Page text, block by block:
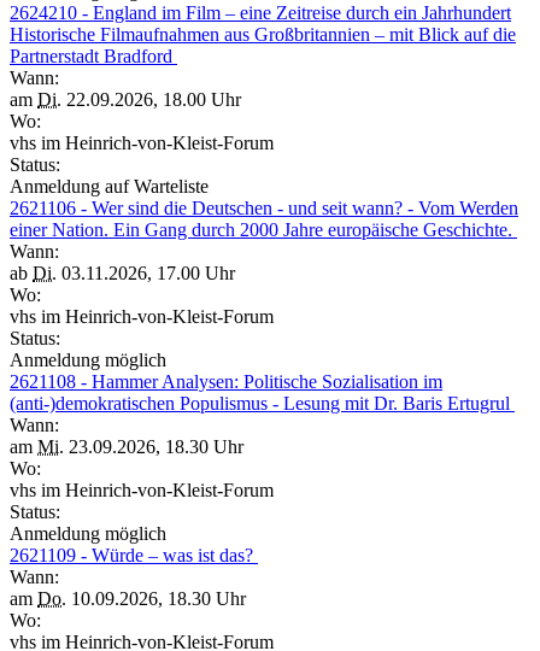
2624210 - England im Film – eine Zeitreise durch ein Jahrhundert
Historische Filmaufnahmen aus Großbritannien – mit Blick auf die
Partnerstadt Bradford
Wann:
am Di. 22.09.2026, 18.00 Uhr
Wo:
vhs im Heinrich-von-Kleist-Forum
Status:
Anmeldung auf Warteliste
2621106 - Wer sind die Deutschen - und seit wann? - Vom Werden
einer Nation. Ein Gang durch 2000 Jahre europäische Geschichte.
Wann:
ab Di. 03.11.2026, 17.00 Uhr
Wo:
vhs im Heinrich-von-Kleist-Forum
Status:
Anmeldung möglich
2621108 - Hammer Analysen: Politische Sozialisation im
(anti-)demokratischen Populismus - Lesung mit Dr. Baris Ertugrul
Wann:
am Mi. 23.09.2026, 18.30 Uhr
Wo:
vhs im Heinrich-von-Kleist-Forum
Status:
Anmeldung möglich
2621109 - Würde – was ist das?
Wann:
am Do. 10.09.2026, 18.30 Uhr
Wo:
vhs im Heinrich-von-Kleist-Forum